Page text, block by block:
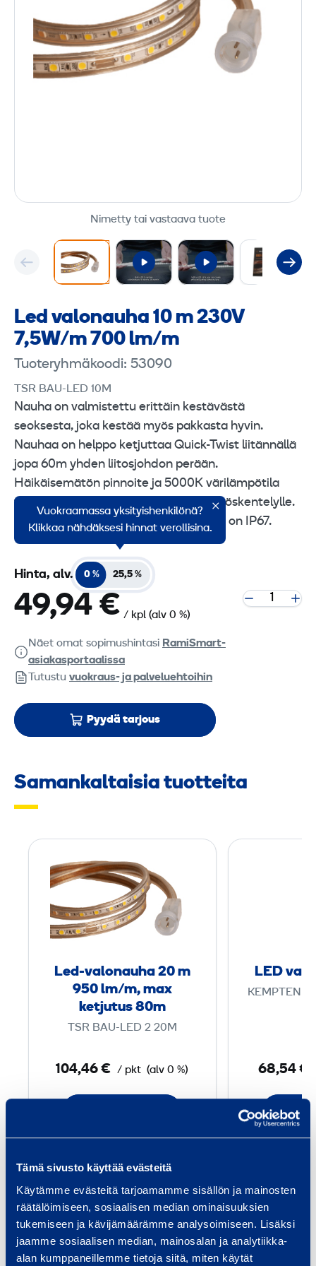
Tämä sivusto käyttää evästeitä
Käytämme evästeitä tarjoamamme sisällön ja mainosten
räätälöimiseen, sosiaalisen median ominaisuuksien
tukemiseen ja kävijämäärämme analysoimiseen. Lisäksi
jaamme sosiaalisen median, mainosalan ja analytiikka-
alan kumppaneillemme tietoja siitä, miten käytät
Nimetty tai vastaava tuote
Led valonauha 10 m 230V
7,5W/m 700 lm/m
Tuoteryhmäkoodi: 53090
TSR BAU-LED 10M
Nauha on valmistettu erittäin kestävästä
seoksesta, joka kestää myös pakkasta hyvin.
Nauhaa on helppo ketjuttaa Quick-Twist liitännällä
jopa 60m yhden liitosjohdon perään.
Häikäisemätön pinnoite ja 5000K värilämpötila
takaavat miellyttävän valaistuksen työskentelylle.
BAU LED 2 led-nauhan suojausluokka on IP67.
Vuokraamassa yksityishenkilönä?
Klikkaa nähdäksesi hinnat verollisina.
Hinta, alv. 0 % 25,5 %
49,94 € / kpl (alv 0 %)
Näet omat sopimushintasi RamiSmart-
asiakasportaalissa
Tutustu vuokraus- ja palveluehtoihin
Pyydä tarjous
Samankaltaisia tuotteita
e
d
-
v
o
a
2
9
5
0
l
Led-valonauha 20 m
950 lm/m, max
ketjutus 80m
TSR BAU-LED 2 20M
104,46 € / pkt (alv 0 %)
LED
KEMPTEN
68,54 €
Palvelut